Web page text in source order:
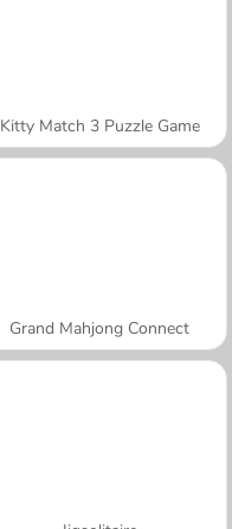
Kitty Match 3 Puzzle Game
Grand Mahjong Connect